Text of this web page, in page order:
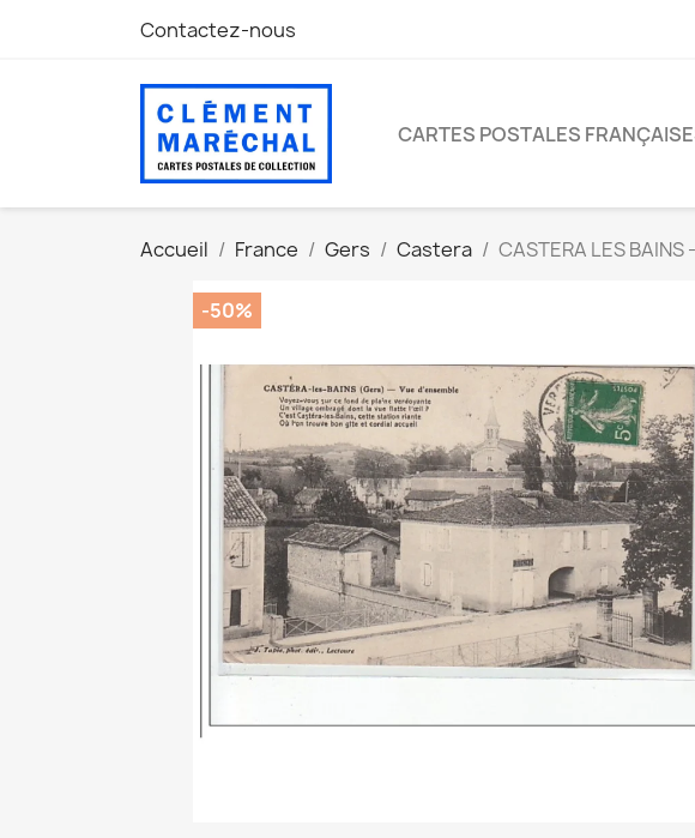
Contactez-nous
CARTES POSTALES
Accueil France Gers Castera CASTERA LES
-50%